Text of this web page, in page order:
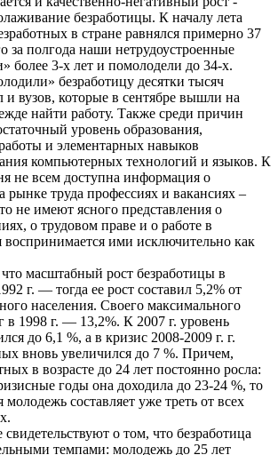
безработицы. К началу лета
в стране равнялся примерно 37
за полгода наши нетрудоустроенные
более 3-х лет и помолодели до 34-х.
безработицу десятки тысяч
вузов, которые в сентябре вышли на
найти работу. Также среди причин
уровень образования,
и элементарных навыков
компьютерных технологий и языков. К
не всем доступна информация о
рынке труда профессиях и вакансиях –
не имеют ясного представления о
о трудовом праве и о работе в
воспринимается ими исключительно как
масштабный рост безработицы в
г. — тогда ее рост составил 5,2% от
населения. Своего максимального
в 1998 г. — 13,2%. К 2007 г. уровень
до 6,1 %, а в кризис 2008-2009 г. г.
вновь увеличился до 7 %. Причем,
в возрасте до 24 лет постоянно росла:
годы она доходила до 23-24 %, то
молодежь составляет уже треть от всех
о том, что безработица
темпами: молодежь до 25 лет